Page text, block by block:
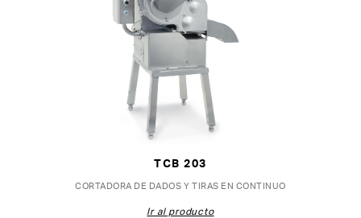
TCB 203
CORTADORA DE DADOS Y TIRAS EN CONTINUO
Ir al producto